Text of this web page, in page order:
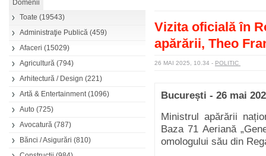
Toate (19543)
Administraţie Publică (459)
Afaceri (15029)
Agricultură (794)
Arhitectură / Design (221)
Artă & Entertainment(1096)
Auto (725)
Avocatură (787)
Bănci / Asigurări (810)
Vizita oficială în
apărării, Theo
26 MAI 2025, 10.34 - POLITIC
București - 26 mai
Ministrul apărării
Baza 71 Aeriană
omologului său din